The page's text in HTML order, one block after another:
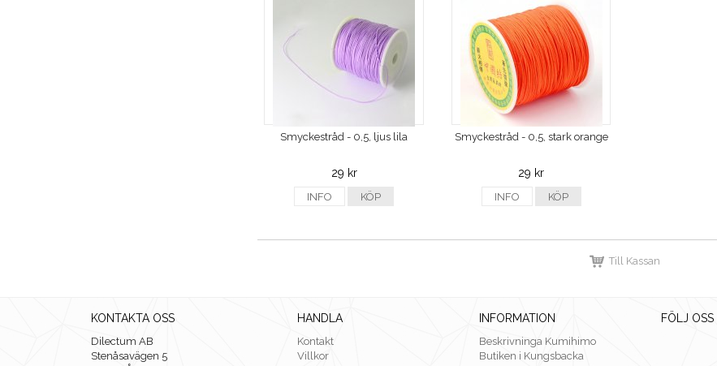
Smyckestråd - 0,5, ljus lila
29 kr
INFO KÖP
Smyckestråd - 0,5, stark orange
29 kr
INFO KÖP
Till Kassan
KONTAKTA OSS
Dilectum AB
Stenåsavägen 5
HANDLA
Kontakt
Villkor
INFORMATION
Beskrivninga Kumihimo
Butiken i Kungsbacka
FÖLJ OSS